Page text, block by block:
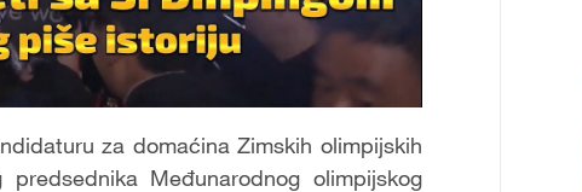
za domaćina Zimskih olimpijskih
Međunarodnog olimpijskog